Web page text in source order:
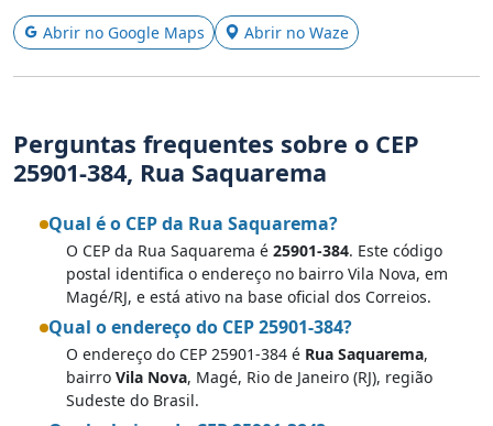
Abrir no Google Maps Abrir no Waze
Perguntas frequentes sobre o CEP
25901-384, Rua Saquarema
Qual é o CEP da Rua Saquarema?
O CEP da Rua Saquarema é 25901-384. Este código
postal identifica o endereço no bairro Vila Nova, em
Magé/RJ, e está ativo na base oficial dos Correios.
Qual o endereço do CEP 25901-384?
O endereço do CEP 25901-384 é Rua Saquarema,
bairro Vila Nova, Magé, Rio de Janeiro (RJ), região
Sudeste do Brasil.